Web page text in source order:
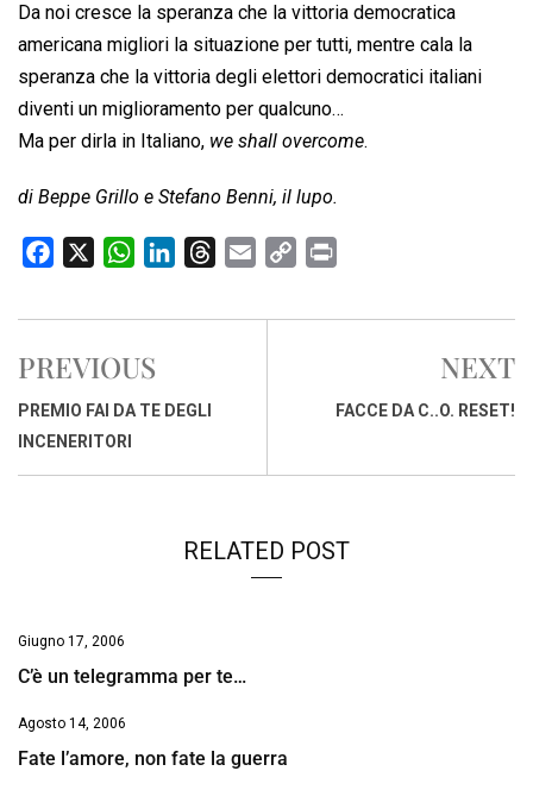
Da noi cresce la speranza che la vittoria democratica
americana migliori la situazione per tutti, mentre cala la
speranza che la vittoria degli elettori democratici italiani
diventi un miglioramento per qualcuno…
Ma per dirla in Italiano, we shall overcome.
di Beppe Grillo e Stefano Benni, il lupo.
c
b
o
o
W
a
s
A
n
d
r
a
p
i
PREVIOUS
PREMIO FAI DA TE DEGLI
INCENERITORI
NEXT
FACCE DA C..O. RESET!
RELATED POST
Giugno 17, 2006
C’è un telegramma per te…
Agosto 14, 2006
Fate l’amore, non fate la guerra